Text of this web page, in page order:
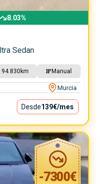
8.03%
Sedan
km Manual
Murcia
Desde139€/mes
-7300€